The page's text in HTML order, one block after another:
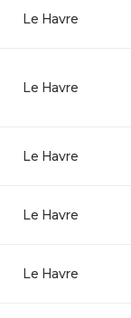
Le Havre
Le Havre
Le Havre
Le Havre
Le Havre